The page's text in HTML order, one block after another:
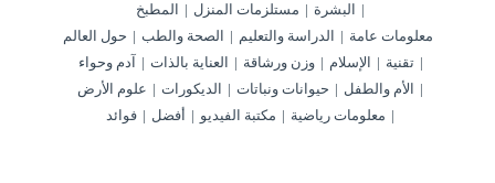
البشرة
مستلزمات المنزل
المطبخ
معلومات عامة
الدراسة والتعليم الصحة والطب
حول العالم
تقنية
الإسلام وزن ورشاقة العناية بالذات
آدم وحواء
الأم والطفل
حيوانات ونباتات الديكورات
علوم الأرض
معلومات رياضية
مكتبة الفيديو أفضل فوائد